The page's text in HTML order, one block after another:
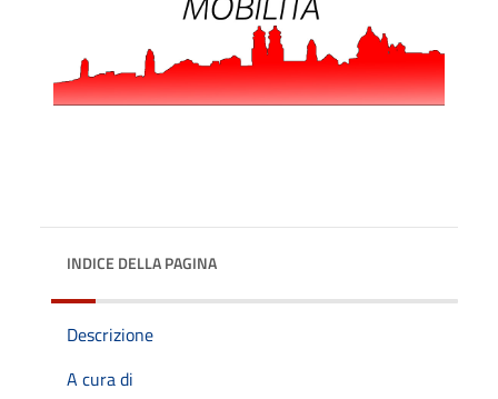
INDICE DELLA PAGINA
Descrizione
A cura di